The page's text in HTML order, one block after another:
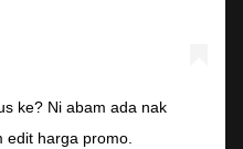
ke? Ni abam ada nak
edit harga promo.